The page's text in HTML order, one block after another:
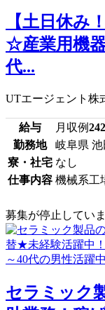
【土日休み
☆産業用機
代...
UTエージェント株
給与 月収例
勤務地
岐阜県
寮・社宅 なし
仕事内容 機械系工
募集が停止してい
セラミック